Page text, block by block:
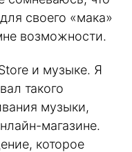
своего «мака»
возможности.
и музыке. Я
такого
музыки,
магазине.
которое